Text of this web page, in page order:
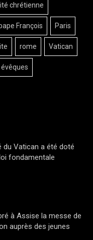
chrétienne
François Paris
rome Vatican
évêques
du Vatican a été doté
fondamentale
à Assise la messe de
auprès des jeunes